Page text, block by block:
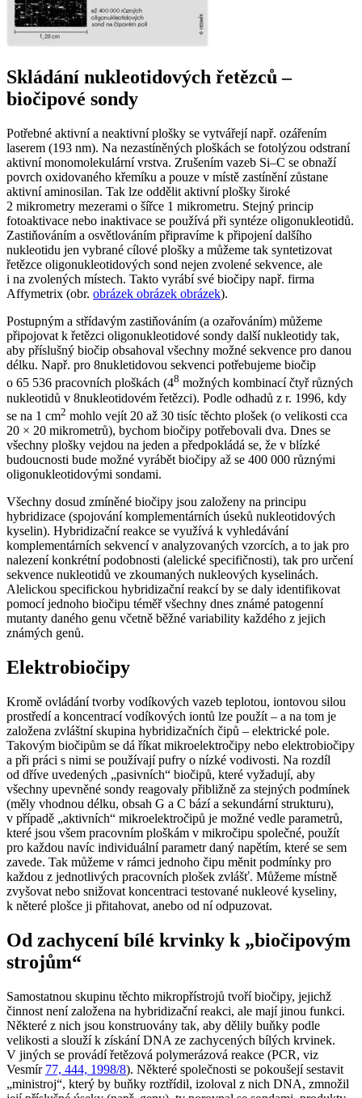
Skládání nukleotidových řetězců –
biočipové sondy
Potřebné aktivní a neaktivní plošky se vytvářejí např. ozářením
laserem (193 nm). Na nezastíněných ploškách se fotolýzou odstraní
aktivní monomolekulární vrstva. Zrušením vazeb Si–C se obnaží
povrch oxidovaného křemíku a pouze v místě zastínění zůstane
aktivní aminosilan. Tak lze oddělit aktivní plošky široké
2 mikrometry mezerami o šířce 1 mikrometru. Stejný princip
fotoaktivace nebo inaktivace se používá při syntéze oligonukleotidů.
Zastiňováním a osvětlováním připravíme k připojení dalšího
nukleotidu jen vybrané cílové plošky a můžeme tak syntetizovat
řetězce oligonukleotidových sond nejen zvolené sekvence, ale
i na zvolených místech. Takto vyrábí své biočipy např. firma
Affymetrix (obr. obrázek obrázek obrázek).
Postupným a střídavým zastiňováním (a ozařováním) můžeme
připojovat k řetězci oligonukleotidové sondy další nukleotidy tak,
aby příslušný biočip obsahoval všechny možné sekvence pro danou
délku. Např. pro 8nukletidovou sekvenci potřebujeme biočip
o 65 536 pracovních ploškách (48 možných kombinací čtyř různých
nukleotidů v 8nukleotidovém řetězci). Podle odhadů z r. 1996, kdy
se na 1 cm2 mohlo vejít 20 až 30 tisíc těchto plošek (o velikosti cca
20 × 20 mikrometrů), bychom biočipy potřebovali dva. Dnes se
všechny plošky vejdou na jeden a předpokládá se, že v blízké
budoucnosti bude možné vyrábět biočipy až se 400 000 různými
oligonukleotidovými sondami.
Všechny dosud zmíněné biočipy jsou založeny na principu
hybridizace (spojování komplementárních úseků nukleotidových
kyselin). Hybridizační reakce se využívá k vyhledávání
komplementárních sekvencí v analyzovaných vzorcích, a to jak pro
nalezení konkrétní podobnosti (alelické specifičnosti), tak pro určení
sekvence nukleotidů ve zkoumaných nukleových kyselinách.
Alelickou specifickou hybridizační reakcí by se daly identifikovat
pomocí jednoho biočipu téměř všechny dnes známé patogenní
mutanty daného genu včetně běžné variability každého z jejich
známých genů.
Elektrobiočipy
Kromě ovládání tvorby vodíkových vazeb teplotou, iontovou silou
prostředí a koncentrací vodíkových iontů lze použít – a na tom je
založena zvláštní skupina hybridizačních čipů – elektrické pole.
Takovým biočipům se dá říkat mikroelektročipy nebo elektrobiočipy
a při práci s nimi se používají pufry o nízké vodivosti. Na rozdíl
od dříve uvedených „pasivních“ biočipů, které vyžadují, aby
všechny upevněné sondy reagovaly přibližně za stejných podmínek
(měly vhodnou délku, obsah G a C bází a sekundární strukturu),
v případě „aktivních“ mikroelektročipů je možné vedle parametrů,
které jsou všem pracovním ploškám v mikročipu společné, použít
pro každou navíc individuální parametr daný napětím, které se sem
zavede. Tak můžeme v rámci jednoho čipu měnit podmínky pro
každou z jednotlivých pracovních plošek zvlášť. Můžeme místně
zvyšovat nebo snižovat koncentraci testované nukleové kyseliny,
k něteré plošce ji přitahovat, anebo od ní odpuzovat.
Od zachycení bílé krvinky k „biočipovým
strojům“
Samostatnou skupinu těchto mikropřístrojů tvoří biočipy, jejichž
činnost není založena na hybridizační reakci, ale mají jinou funkci.
Některé z nich jsou konstruovány tak, aby dělily buňky podle
velikosti a slouží k získání DNA ze zachycených bílých krvinek.
V jiných se provádí řetězová polymerázová reakce (PCR, viz
Vesmír 77, 444, 1998/8). Některé společnosti se pokoušejí sestavit
„ministroj“, který by buňky roztřídil, izoloval z nich DNA, zmnožil